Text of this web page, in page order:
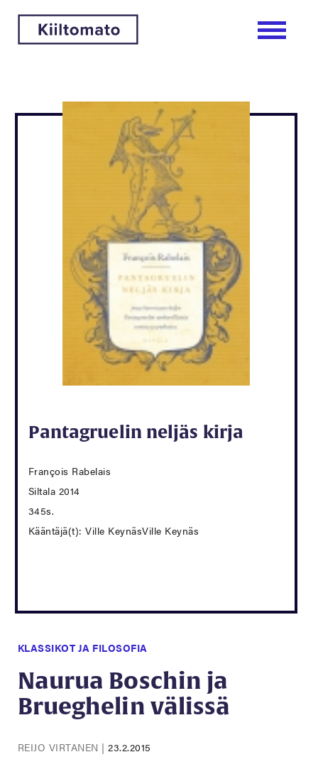
Pantagruelin neljäs kirja
François Rabelais
Siltala 2014
345s.
Kääntäjä(t): Ville KeynäsVille Keynäs
KLASSIKOT JA FILOSOFIA
Naurua Boschin ja
Brueghelin välissä
REIJO VIRTANEN |23.2.2015